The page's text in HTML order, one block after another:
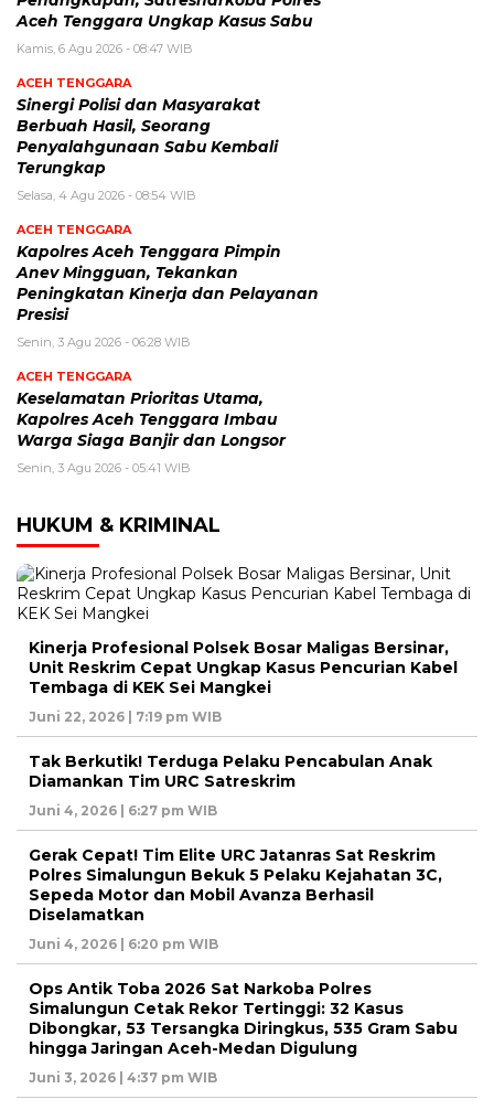
Aceh Tenggara Ungkap Kasus Sabu
Kamis, 6 Agu 2026 - 08:47 WIB
ACEH TENGGARA
Sinergi Polisi dan Masyarakat
Berbuah Hasil, Seorang
Penyalahgunaan Sabu Kembali
Terungkap
Selasa, 4 Agu 2026 - 08:54 WIB
ACEH TENGGARA
Kapolres Aceh Tenggara Pimpin
Anev Mingguan, Tekankan
Peningkatan Kinerja dan Pelayanan
Presisi
Senin, 3 Agu 2026 - 06:28 WIB
ACEH TENGGARA
Keselamatan Prioritas Utama,
Kapolres Aceh Tenggara Imbau
Warga Siaga Banjir dan Longsor
Senin, 3 Agu 2026 - 05:41 WIB
HUKUM & KRIMINAL
Kinerja Profesional Polsek Bosar Maligas Bersinar,
Unit Reskrim Cepat Ungkap Kasus Pencurian Kabel
Tembaga di KEK Sei Mangkei
Juni 22, 2026 | 7:19 pm WIB
Tak Berkutik! Terduga Pelaku Pencabulan Anak
Diamankan Tim URC Satreskrim
Juni 4, 2026 | 6:27 pm WIB
Gerak Cepat! Tim Elite URC Jatanras Sat Reskrim
Polres Simalungun Bekuk 5 Pelaku Kejahatan 3C,
Sepeda Motor dan Mobil Avanza Berhasil
Diselamatkan
Juni 4, 2026 | 6:20 pm WIB
Ops Antik Toba 2026 Sat Narkoba Polres
Simalungun Cetak Rekor Tertinggi: 32 Kasus
Dibongkar, 53 Tersangka Diringkus, 535 Gram Sabu
hingga Jaringan Aceh-Medan Digulung
Juni 3, 2026 | 4:37 pm WIB